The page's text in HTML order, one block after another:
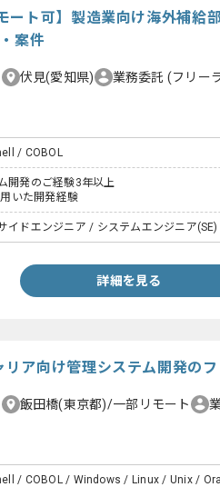
ート可】製造業向け海外補給
案件
伏見(愛知県) 業務委託 (フリー
/ COBOL
開発のご経験3年以上
いた開発経験
イドエンジニア / システムエンジニア
詳細を見る
リア向け管理システム開発の
飯田橋(東京都)/一部リモート
/ COBOL / Windows / Linux / Unix /